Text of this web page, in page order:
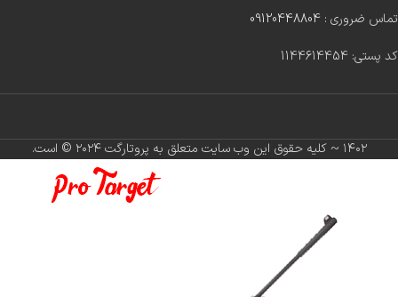
تماس ضروری : 09120448804
کد پستی: 1144614454
۱۴۰۲ ~ کلیه حقوق این وب سایت متعلق به پروتارگت ۲۰۲۴ ©️ است.